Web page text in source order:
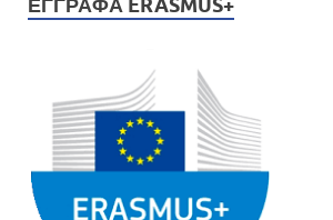
ΈΓΓΡΑΦΑ ERASMUS+